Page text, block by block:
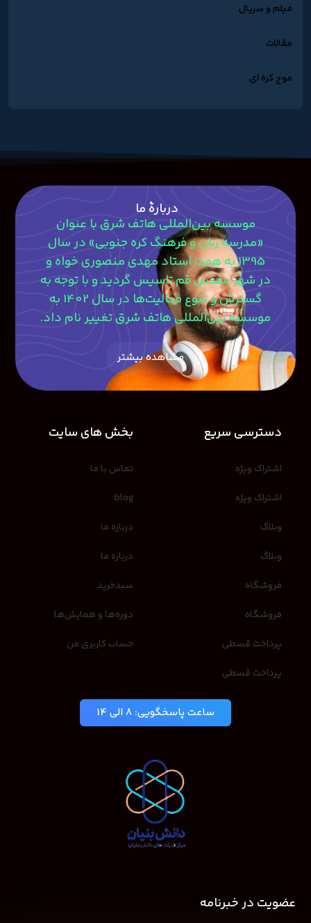
فیلم و سریال
مقالات
موج کره ای
دربارۀ ما
موسسه بین‌المللی هاتف شرق با عنوان
«مدرسه زبان و فرهنگ کره جنوبی» در سال
1395 به همت استاد مهدی منصوری‎ خواه و
در شهر مقدس قم تاسیس گردید و با توجه به
گسترش و تنوع فعالیت‌ها در سال 1402 به
موسسه بین‌المللی هاتف شرق تغییر نام داد.
مشاهده بیشتر
دسترسی سریع
اشتراک ویژه
اشتراک ویژه
وبلاگ
وبلاگ
فروشگاه
فروشگاه
پرداخت قسطی
پرداخت قسطی
بخش های سایت
تماس با ما
blog
درباره ما
درباره ما
سبدخرید
دوره‌ها و همایش‌ها
حساب کاربری من
ساعت پاسخگویی: 8 الی 14
عضویت در خبرنامه